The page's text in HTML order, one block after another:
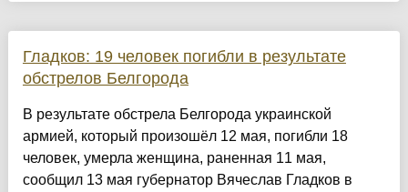
Гладков: 19 человек погибли в результате
обстрелов Белгорода
В результате обстрела Белгорода украинской
армией, который произошёл 12 мая, погибли 18
человек, умерла женщина, раненная 11 мая,
сообщил 13 мая губернатор Вячеслав Гладков в